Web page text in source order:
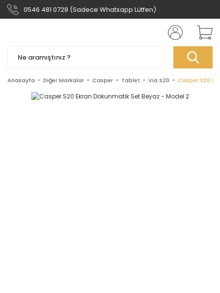
0546 481 0728 (Sadece Whatsapp Lütfen)
Anasayfa Diğer Markalar Casper Tablet Via S20 Casper S20